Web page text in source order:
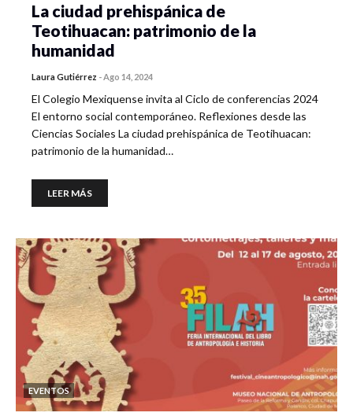
La ciudad prehispánica de
Teotihuacan: patrimonio de la
humanidad
Laura Gutiérrez -Ago 14, 2024
El Colegio Mexiquense invita al Ciclo de conferencias 2024
El entorno social contemporáneo. Reflexiones desde las
Ciencias Sociales La ciudad prehispánica de Teotihuacan:
patrimonio de la humanidad…
LEER MÁS
EVENTOS